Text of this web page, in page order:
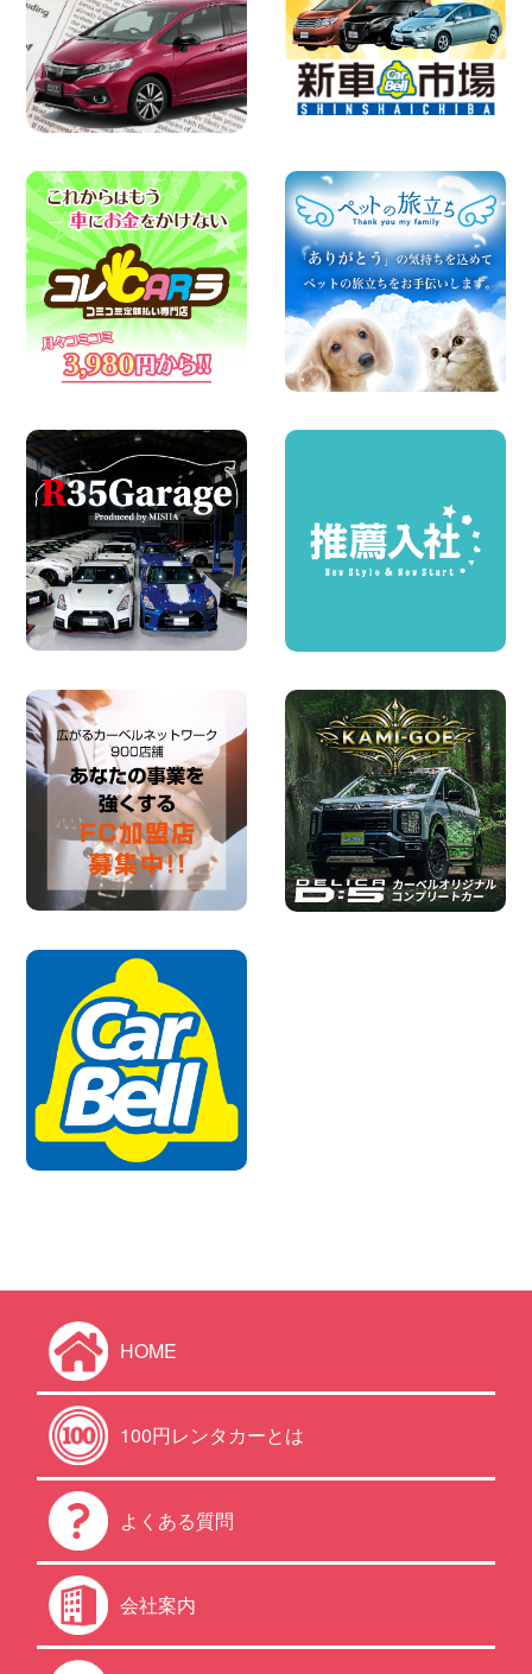
100円レンタカー 鳥取青谷
2026年08月07日
人気のハイエース!! 大阪府 寝屋川太間東
町店
100円レンタカー 寝屋川太間東町
2026年08月07日
夏季休暇のお知らせ 東京都 墨田両国店
100円レンタカー 墨田両国
2026年08月07日
夏季休暇のお知らせ 東京都 墨田文花店
100円レンタカー 墨田文花
2026年08月07日
お盆も休まず営業します! 神奈川県 横浜
旭南本宿町店
100円レンタカー 横浜旭南本宿町
2026年08月07日
坂出川津店
【カーシェアのレンタカーが2台になりま
した!】 岐阜県 各務原那加店
100円レンタカー 各務原那加
2026年08月06日
HOME
100円レンタカーとは
よくある質問
会社案内